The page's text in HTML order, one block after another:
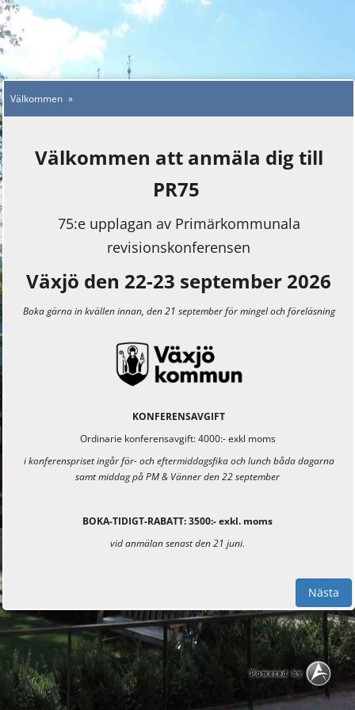
Välkommen
Välkommen att anmäla dig till
PR75
75:e upplagan av Primärkommunala
revisionskonferensen
Växjö den 22-23 september 2026
Boka gärna in kvällen innan, den 21 september för mingel och föreläsning
KONFERENSAVGIFT
Ordinarie konferensavgift: 4000:- exkl moms
i konferenspriset ingår för- och eftermiddagsfika och lunch båda dagarna
samt middag på PM & Vänner den 22 september
BOKA-TIDIGT-RABATT: 3500:- exkl. moms
vid anmälan senast den 21 juni.
Nästa